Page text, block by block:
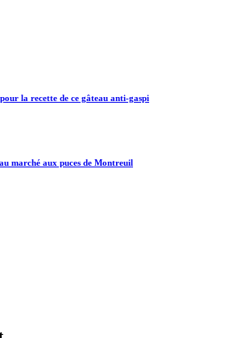
la recette de ce gâteau anti-gaspi
marché aux puces de Montreuil